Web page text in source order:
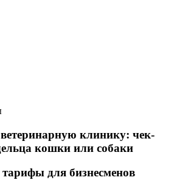
клинику: чек-
кошки или собаки
для бизнесменов